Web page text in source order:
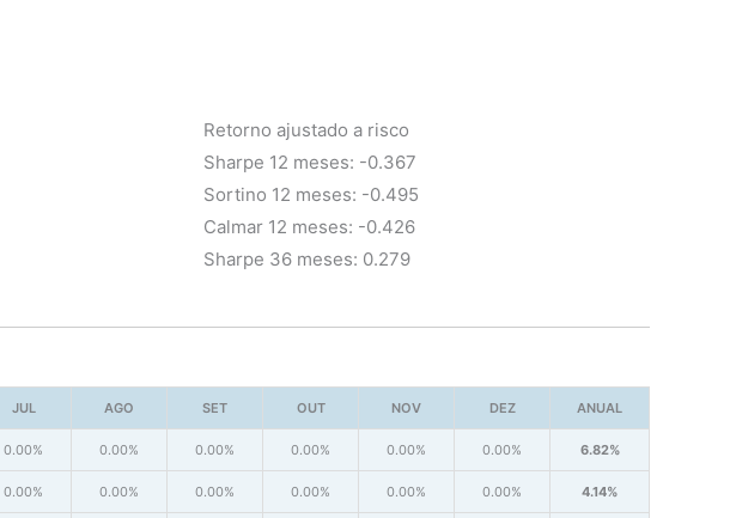
Retorno ajustado a risco
Sharpe 12 meses: -0.367
Sortino 12 meses: -0.495
Calmar 12 meses: -0.426
Sharpe 36 meses: 0.279
JUL AGO SET OUT NOV DEZ ANUAL
0.00% 0.00% 0.00% 0.00% 0.00% 0.00% 6.82%
0.00% 0.00% 0.00% 0.00% 0.00% 0.00% 4.14%